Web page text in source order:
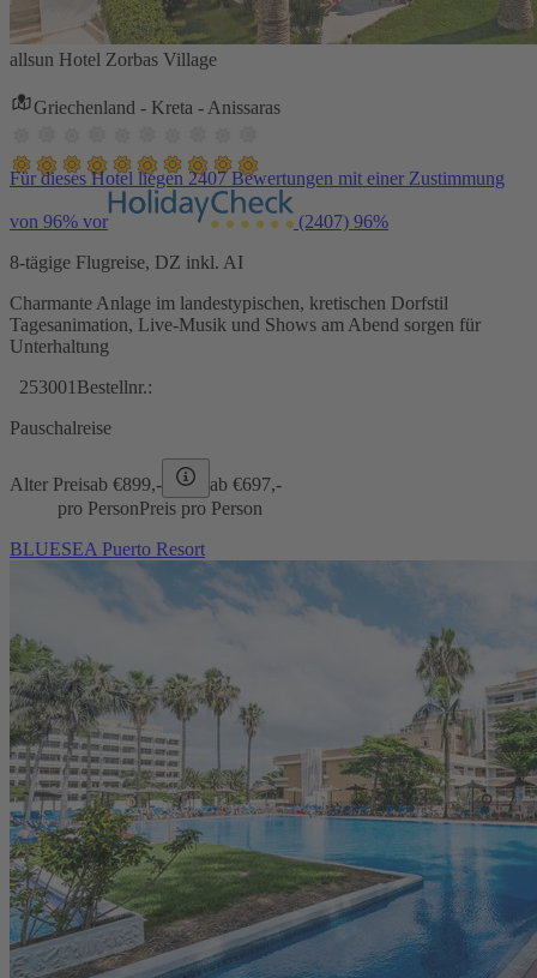
allsun Hotel Zorbas Village
Griechenland - Kreta - Anissaras
Für dieses Hotel liegen 2407 Bewertungen mit einer Zustimmung
von 96% vor (2407) 96%
8-tägige Flugreise, DZ inkl. AI
Charmante Anlage im landestypischen, kretischen Dorfstil
Tagesanimation, Live-Musik und Shows am Abend sorgen für
Unterhaltung
253001 Bestellnr.:
Pauschalreise
Alter Preisab €899,- ab €697,-
pro PersonPreis pro Person
BLUESEA Puerto Resort